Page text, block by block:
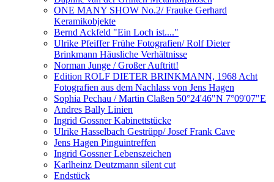
ONE MANY SHOW No.2/ Frauke Gerhard
Keramikobjekte
Bernd Ackfeld "Ein Loch ist...."
Ulrike Pfeiffer Frühe Fotografien/ Rolf Dieter
Brinkmann Häusliche Verhältnisse
Norman Junge / Großer Auftritt!
Edition ROLF DIETER BRINKMANN, 1968 Acht
Fotografien aus dem Nachlass von Jens Hagen
Sophia Pechau / Martin Claßen 50°24'46"N 7°09'07"E
Andres Bally Linien
Ingrid Gossner Kabinettstücke
Ulrike Hasselbach Gestrüpp/ Josef Frank Cave
Jens Hagen Pinguintreffen
Ingrid Gossner Lebenszeichen
Karlheinz Deutzmann silent cut
Endstück